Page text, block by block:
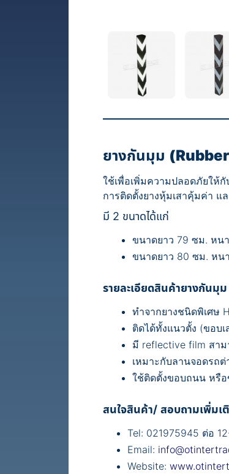
ยางกันมุม
ใช้เพื่อเพิ่มความปลอดภัยให้
การติดตั้งยางหุ้มเสาคุ้มค่า แ
มี 2 ขนาดได้แก่
ขนาดยาว 79 ซม. หน
ขนาดยาว 80 ซม. หน
รายละเอียดสินค้ายางกันมุม
ทำจากยางชนิดพิเศษ
ติดได้ทั้งแนวตั้ง (ขอบ
มี reflective film สาม
เหมาะกับลานจอดรถ
ใช้ติดตั้งขอบถนน หรื
สนใจสินค้า/ สอบถามเพิ่มเ
Tel: 021975945 ต่อ
Email:
Website: